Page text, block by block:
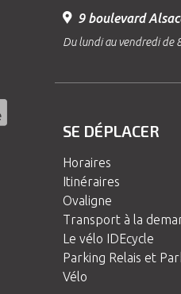
9 boulevard
Du lundi au vendredi de
SE DÉPLACER
Horaires
Itinéraires
Ovaligne
Transport à la
Le vélo IDEcycle
Parking Relais et
Vélo